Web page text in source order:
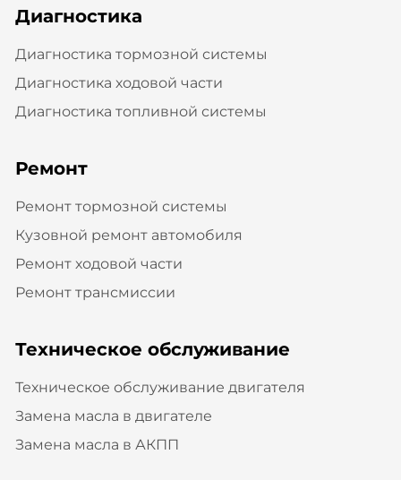
Диагностика
Диагностика тормозной системы
Диагностика ходовой части
Диагностика топливной системы
Ремонт
Ремонт тормозной системы
Кузовной ремонт автомобиля
Ремонт ходовой части
Ремонт трансмиссии
Техническое обслуживание
Техническое обслуживание двигателя
Замена масла в двигателе
Замена масла в АКПП